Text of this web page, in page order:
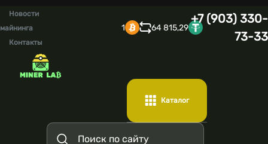
Новости
майнинга
Контакты
1 64 815,29
+7 (903) 330-
73-33
Каталог